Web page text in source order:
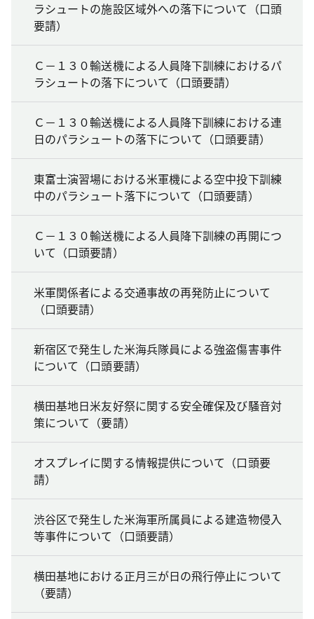
ラシュートの施設区域外への落下について（口頭
要請）
Ｃ－１３０輸送機による人員降下訓練におけるパ
ラシュートの落下について（口頭要請）
Ｃ－１３０輸送機による人員降下訓練における連
日のパラシュートの落下について（口頭要請）
東富士演習場における米軍機による空中投下訓練
中のパラシュート落下について（口頭要請）
Ｃ－１３０輸送機による人員降下訓練の再開につ
いて（口頭要請）
米軍関係者による交通事故の再発防止について
（口頭要請）
新宿区で発生した米海兵隊員による強盗傷害事件
について（口頭要請）
横田基地日米友好祭に関する安全確保及び騒音対
策について（要請）
オスプレイに関する情報提供について（口頭要
請）
渋谷区で発生した米海軍所属員による建造物侵入
等事件について（口頭要請）
横田基地における正月三が日の飛行停止について
（要請）